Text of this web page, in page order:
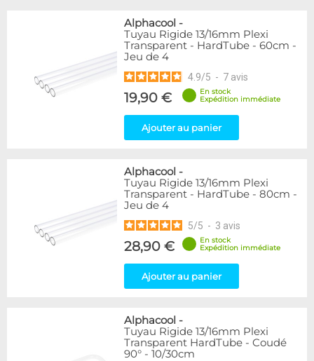
Alphacool -
Tuyau Rigide 13/16mm Plexi
Transparent - HardTube - 60cm -
Jeu de 4
4.9/5 - 7 avis
19,90 €
En stock
Expédition immédiate
Ajouter au panier
Alphacool -
Tuyau Rigide 13/16mm Plexi
Transparent - HardTube - 80cm -
Jeu de 4
5/5 - 3 avis
28,90 €
En stock
Expédition immédiate
Ajouter au panier
Alphacool -
Tuyau Rigide 13/16mm Plexi
Transparent HardTube - Coudé
90° - 10/30cm